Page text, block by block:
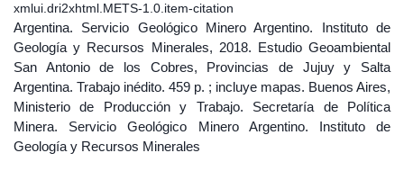
xmlui.dri2xhtml.METS-1.0.item-citation
Argentina. Servicio Geológico Minero Argentino. Instituto de
Geología y Recursos Minerales, 2018. Estudio Geoambiental
San Antonio de los Cobres, Provincias de Jujuy y Salta
Argentina. Trabajo inédito. 459 p. ; incluye mapas. Buenos Aires,
Ministerio de Producción y Trabajo. Secretaría de Política
Minera. Servicio Geológico Minero Argentino. Instituto de
Geología y Recursos Minerales